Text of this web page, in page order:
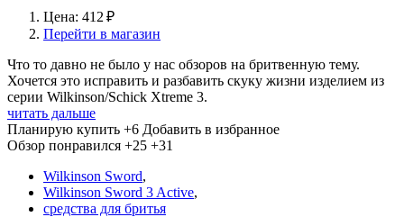
Цена: 412 ₽
Перейти в магазин
Что то давно не было у нас обзоров на бритвенную тему.
Хочется это исправить и разбавить скуку жизни изделием из
серии Wilkinson/Schick Xtreme 3.
читать дальше
Планирую купить +6 Добавить в избранное
Обзор понравился +25 +31
Wilkinson Sword,
Wilkinson Sword 3 Active,
средства для бритья